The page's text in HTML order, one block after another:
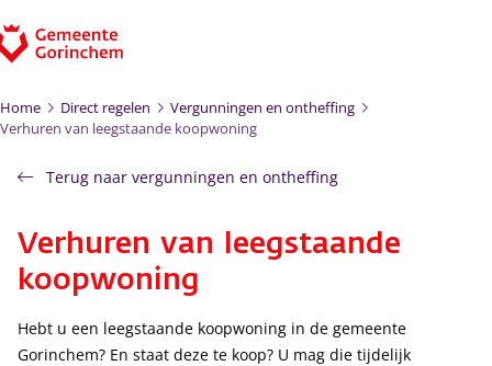
Home Direct regelen
Vergunningen en ontheffing
Verhuren van leegstaande koopwoning
Terug naar vergunningen en ontheffing
Verhuren van leegstaande
koopwoning
Hebt u een leegstaande koopwoning in de gemeente
Gorinchem? En staat deze te koop? U mag die tijdelijk